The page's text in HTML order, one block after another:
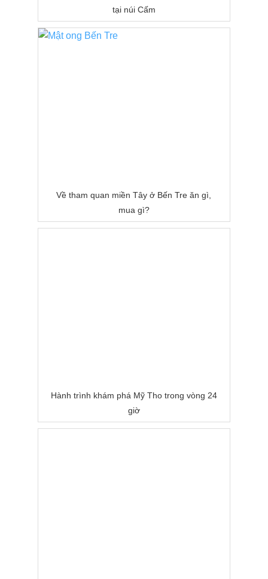
tại núi Cấm
Về tham quan miền Tây ở Bến Tre ăn gì,
mua gì?
Hành trình khám phá Mỹ Tho trong vòng 24
giờ